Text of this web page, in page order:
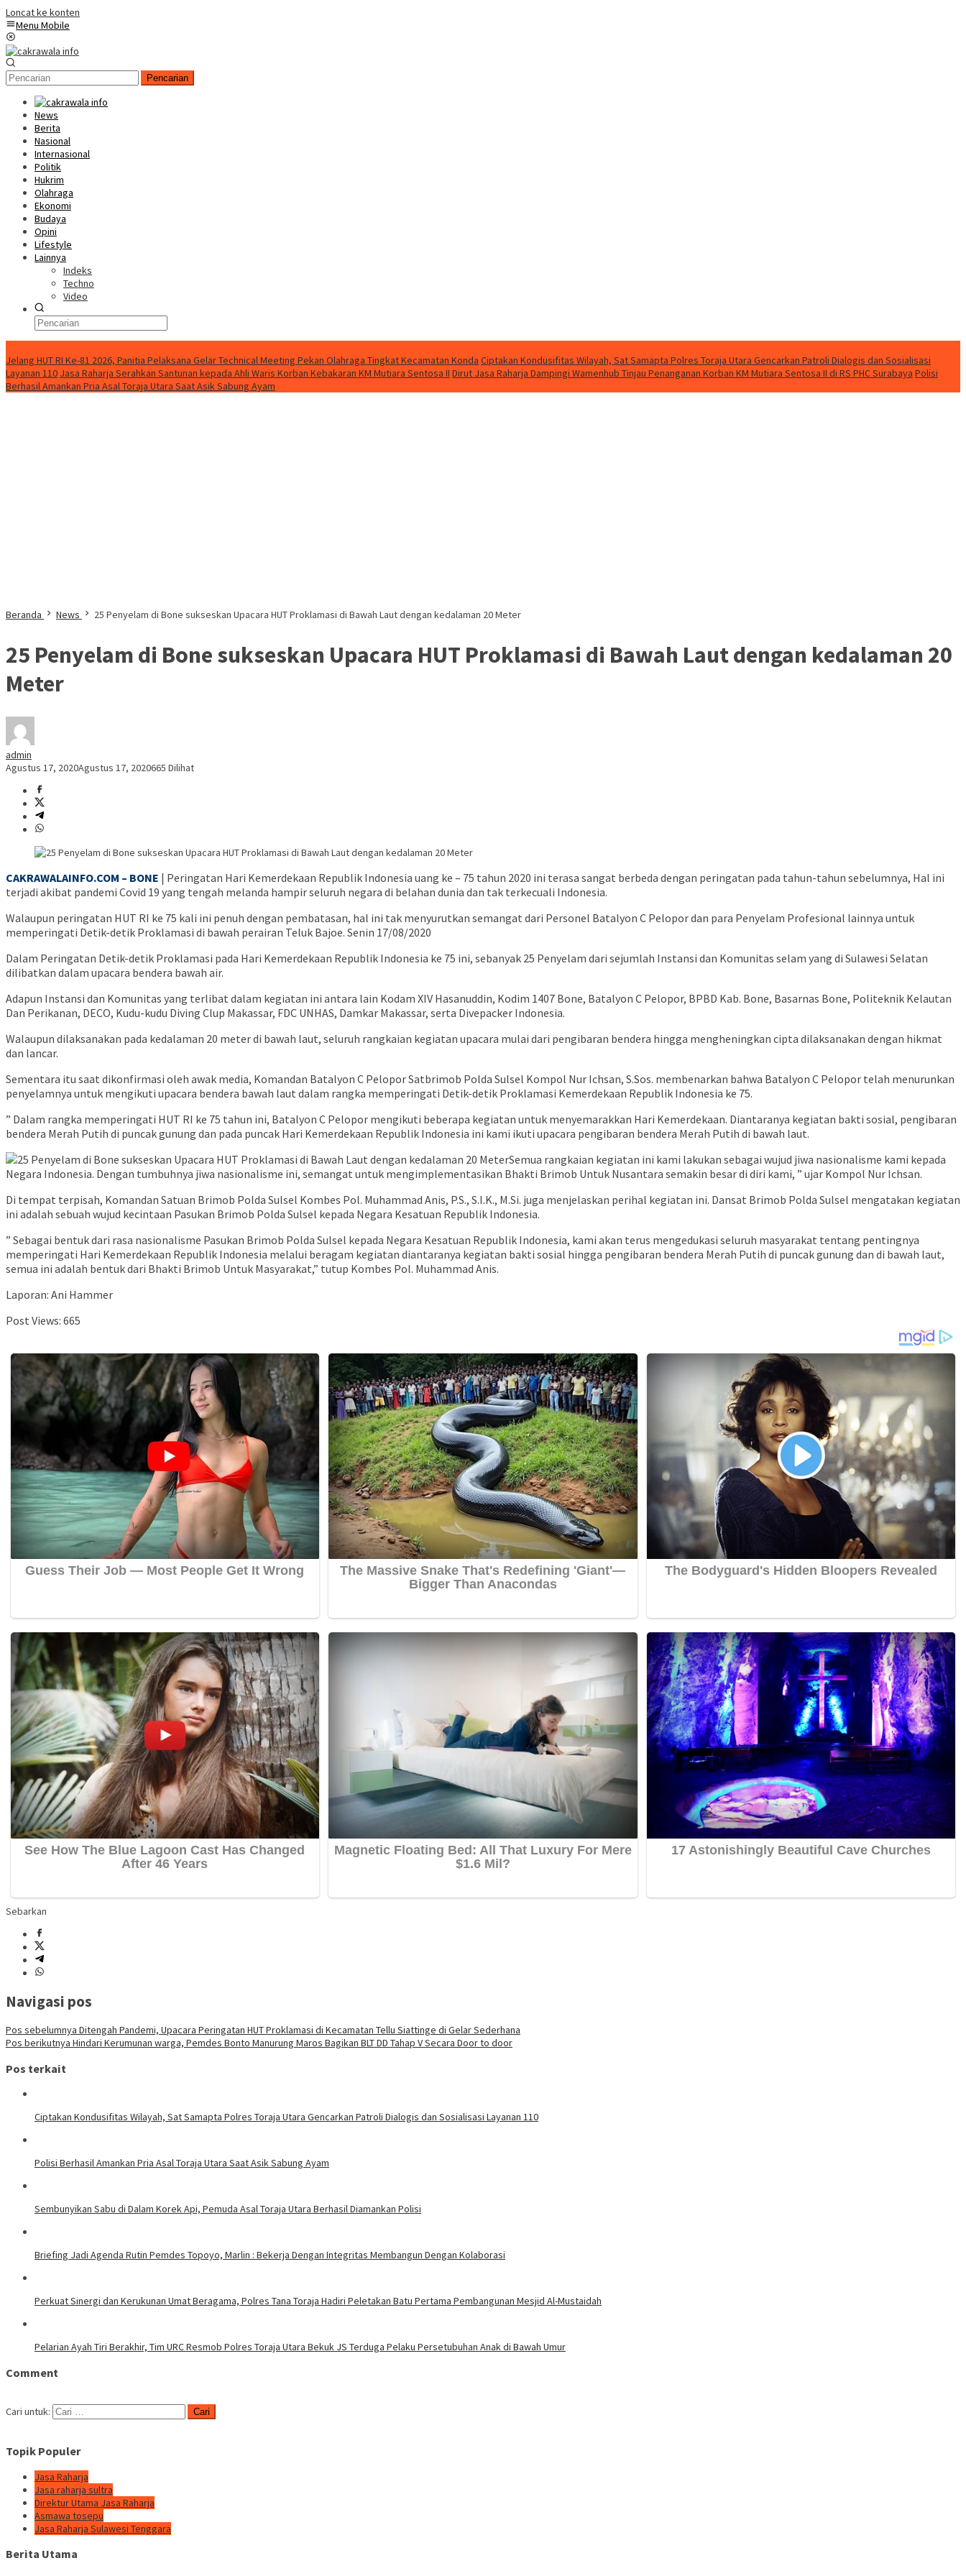
Loncat ke konten
Menu Mobile
Pencarian
News
Berita
Nasional
Internasional
Politik
Hukrim
Olahraga
Ekonomi
Budaya
Opini
Lifestyle
Lainnya
Indeks
Techno
Video
Jelang HUT RI Ke-81 2026, Panitia Pelaksana Gelar Technical Meeting Pekan Olahraga Tingkat Kecamatan Konda Ciptakan Kondusifitas Wilayah, Sat Samapta Polres Toraja Utara Gencarkan Patroli Dialogis dan Sosialisasi
Layanan 110 Jasa Raharja Serahkan Santunan kepada Ahli Waris Korban Kebakaran KM Mutiara Sentosa II Dirut Jasa Raharja Dampingi Wamenhub Tinjau Penanganan Korban KM Mutiara Sentosa II di RS PHC Surabaya Polisi
Berhasil Amankan Pria Asal Toraja Utara Saat Asik Sabung Ayam
Beranda News 25 Penyelam di Bone sukseskan Upacara HUT Proklamasi di Bawah Laut dengan kedalaman 20 Meter
25 Penyelam di Bone sukseskan Upacara HUT Proklamasi di Bawah Laut dengan kedalaman 20
Meter
admin
Agustus 17, 2020Agustus 17, 2020665 Dilihat
CAKRAWALAINFO.COM – BONE | Peringatan Hari Kemerdekaan Republik Indonesia uang ke – 75 tahun 2020 ini terasa sangat berbeda dengan peringatan pada tahun-tahun sebelumnya, Hal ini
terjadi akibat pandemi Covid 19 yang tengah melanda hampir seluruh negara di belahan dunia dan tak terkecuali Indonesia.
Walaupun peringatan HUT RI ke 75 kali ini penuh dengan pembatasan, hal ini tak menyurutkan semangat dari Personel Batalyon C Pelopor dan para Penyelam Profesional lainnya untuk
memperingati Detik-detik Proklamasi di bawah perairan Teluk Bajoe. Senin 17/08/2020
Dalam Peringatan Detik-detik Proklamasi pada Hari Kemerdekaan Republik Indonesia ke 75 ini, sebanyak 25 Penyelam dari sejumlah Instansi dan Komunitas selam yang di Sulawesi Selatan
dilibatkan dalam upacara bendera bawah air.
Adapun Instansi dan Komunitas yang terlibat dalam kegiatan ini antara lain Kodam XIV Hasanuddin, Kodim 1407 Bone, Batalyon C Pelopor, BPBD Kab. Bone, Basarnas Bone, Politeknik Kelautan
Dan Perikanan, DECO, Kudu-kudu Diving Clup Makassar, FDC UNHAS, Damkar Makassar, serta Divepacker Indonesia.
Walaupun dilaksanakan pada kedalaman 20 meter di bawah laut, seluruh rangkaian kegiatan upacara mulai dari pengibaran bendera hingga mengheningkan cipta dilaksanakan dengan hikmat
dan lancar.
Sementara itu saat dikonfirmasi oleh awak media, Komandan Batalyon C Pelopor Satbrimob Polda Sulsel Kompol Nur Ichsan, S.Sos. membenarkan bahwa Batalyon C Pelopor telah menurunkan
penyelamnya untuk mengikuti upacara bendera bawah laut dalam rangka memperingati Detik-detik Proklamasi Kemerdekaan Republik Indonesia ke 75.
” Dalam rangka memperingati HUT RI ke 75 tahun ini, Batalyon C Pelopor mengikuti beberapa kegiatan untuk menyemarakkan Hari Kemerdekaan. Diantaranya kegiatan bakti sosial, pengibaran
bendera Merah Putih di puncak gunung dan pada puncak Hari Kemerdekaan Republik Indonesia ini kami ikuti upacara pengibaran bendera Merah Putih di bawah laut.
Semua rangkaian kegiatan ini kami lakukan sebagai wujud jiwa nasionalisme kami kepada
Negara Indonesia. Dengan tumbuhnya jiwa nasionalisme ini, semangat untuk mengimplementasikan Bhakti Brimob Untuk Nusantara semakin besar di diri kami, ” ujar Kompol Nur Ichsan.
Di tempat terpisah, Komandan Satuan Brimob Polda Sulsel Kombes Pol. Muhammad Anis, P.S., S.I.K., M.Si. juga menjelaskan perihal kegiatan ini. Dansat Brimob Polda Sulsel mengatakan kegiatan
ini adalah sebuah wujud kecintaan Pasukan Brimob Polda Sulsel kepada Negara Kesatuan Republik Indonesia.
” Sebagai bentuk dari rasa nasionalisme Pasukan Brimob Polda Sulsel kepada Negara Kesatuan Republik Indonesia, kami akan terus mengedukasi seluruh masyarakat tentang pentingnya
memperingati Hari Kemerdekaan Republik Indonesia melalui beragam kegiatan diantaranya kegiatan bakti sosial hingga pengibaran bendera Merah Putih di puncak gunung dan di bawah laut,
semua ini adalah bentuk dari Bhakti Brimob Untuk Masyarakat,” tutup Kombes Pol. Muhammad Anis.
Laporan: Ani Hammer
Post Views: 665
Sebarkan
Navigasi pos
Pos sebelumnya Ditengah Pandemi, Upacara Peringatan HUT Proklamasi di Kecamatan Tellu Siattinge di Gelar Sederhana
Pos berikutnya Hindari Kerumunan warga, Pemdes Bonto Manurung Maros Bagikan BLT DD Tahap V Secara Door to door
Pos terkait
Ciptakan Kondusifitas Wilayah, Sat Samapta Polres Toraja Utara Gencarkan Patroli Dialogis dan Sosialisasi Layanan 110
Polisi Berhasil Amankan Pria Asal Toraja Utara Saat Asik Sabung Ayam
Sembunyikan Sabu di Dalam Korek Api, Pemuda Asal Toraja Utara Berhasil Diamankan Polisi
Briefing Jadi Agenda Rutin Pemdes Topoyo, Marlin : Bekerja Dengan Integritas Membangun Dengan Kolaborasi
Perkuat Sinergi dan Kerukunan Umat Beragama, Polres Tana Toraja Hadiri Peletakan Batu Pertama Pembangunan Mesjid Al-Mustaidah
Pelarian Ayah Tiri Berakhir, Tim URC Resmob Polres Toraja Utara Bekuk JS Terduga Pelaku Persetubuhan Anak di Bawah Umur
Comment
Cari untuk:
Topik Populer
Jasa Raharja
Jasa raharja sultra
Direktur Utama Jasa Raharja
Asmawa tosepu
Jasa Raharja Sulawesi Tenggara
Berita Utama